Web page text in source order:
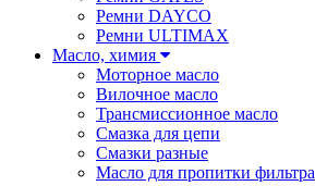
Ремни DAYCO
Ремни ULTIMAX
Масло, химия
Моторное масло
Вилочное масло
Трансмиссионное масло
Смазка для цепи
Смазки разные
Масло для пропитки фильтра